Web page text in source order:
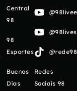
Central
98
98
Esportes
Buenos
Días
Redes
Sociais 98